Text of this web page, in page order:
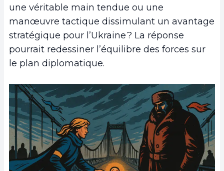
une véritable main tendue ou une
manœuvre tactique dissimulant un avantage
stratégique pour l’Ukraine ? La réponse
pourrait redessiner l’équilibre des forces sur
le plan diplomatique.